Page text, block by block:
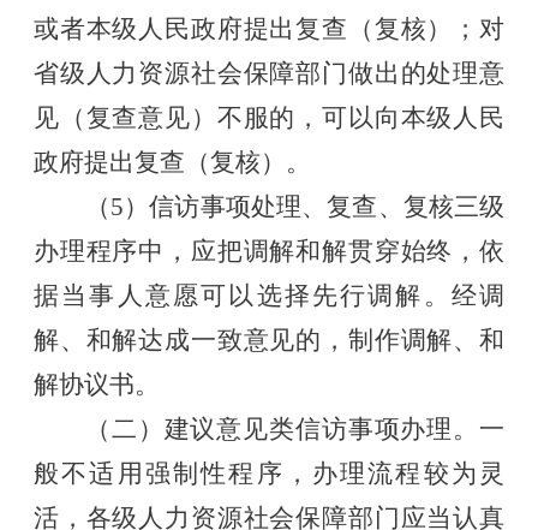
或者本级人民政府提出复查（复核）；对
省级人力资源社会保障部门做出的处理意
见（复查意见）不服的，可以向本级人民
政府提出复查（复核）。
（5）信访事项处理、复查、复核三级
办理程序中，应把调解和解贯穿始终，依
据当事人意愿可以选择先行调解。经调
解、和解达成一致意见的，制作调解、和
解协议书。
（二）建议意见类信访事项办理。一
般不适用强制性程序，办理流程较为灵
活，各级人力资源社会保障部门应当认真